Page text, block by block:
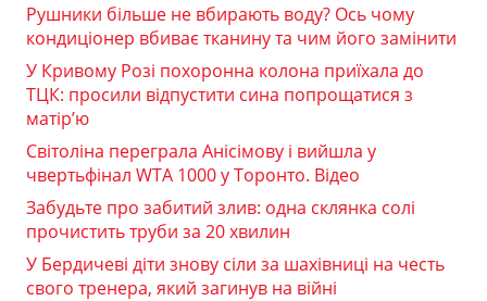
Рушники більше не вбирають воду? Ось чому
кондиціонер вбиває тканину та чим його замінити
У Кривому Розі похоронна колона приїхала до
ТЦК: просили відпустити сина попрощатися з
матір’ю
Світоліна переграла Анісімову і вийшла у
чвертьфінал WTA 1000 у Торонто. Відео
Забудьте про забитий злив: одна склянка солі
прочистить труби за 20 хвилин
У Бердичеві діти знову сіли за шахівниці на честь
свого тренера, який загинув на війні